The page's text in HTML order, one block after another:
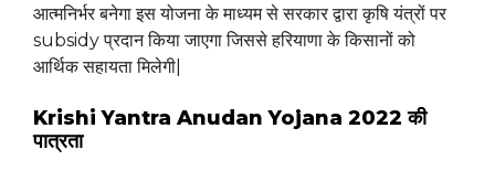
आत्मनिर्भर बनेगा इस योजना के माध्यम से सरकार द्वारा कृषि यंत्रों पर
subsidy प्रदान किया जाएगा जिससे हरियाणा के किसानों को
आर्थिक सहायता मिलेगी|
Krishi Yantra Anudan Yojana 2022 की
पात्रता